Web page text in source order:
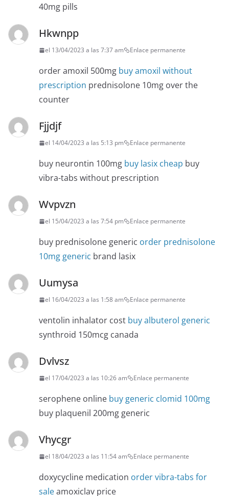
40mg pills
Hkwnpp
el 13/04/2023 a las 7:37 am Enlace permanente
order amoxil 500mg buy amoxil without
prescription prednisolone 10mg over the
counter
Fjjdjf
el 14/04/2023 a las 5:13 pm Enlace permanente
buy neurontin 100mg buy lasix cheap buy
vibra-tabs without prescription
Wvpvzn
el 15/04/2023 a las 7:54 pm Enlace permanente
buy prednisolone generic order prednisolone
10mg generic brand lasix
Uumysa
el 16/04/2023 a las 1:58 am Enlace permanente
ventolin inhalator cost buy albuterol generic
synthroid 150mcg canada
Dvlvsz
el 17/04/2023 a las 10:26 am Enlace permanente
serophene online buy generic clomid 100mg
buy plaquenil 200mg generic
Vhycgr
el 18/04/2023 a las 11:54 am Enlace permanente
doxycycline medication order vibra-tabs for
saleamoxiclav price